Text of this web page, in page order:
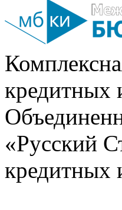
кредитных
«Русский
кредитных